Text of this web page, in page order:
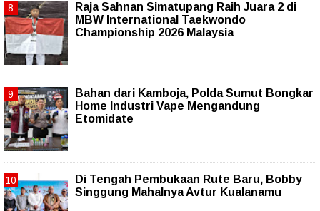
Raja Sahnan Simatupang Raih Juara 2 di
MBW International Taekwondo
Championship 2026 Malaysia
Bahan dari Kamboja, Polda Sumut Bongkar
Home Industri Vape Mengandung
Etomidate
Di Tengah Pembukaan Rute Baru, Bobby
Singgung Mahalnya Avtur Kualanamu